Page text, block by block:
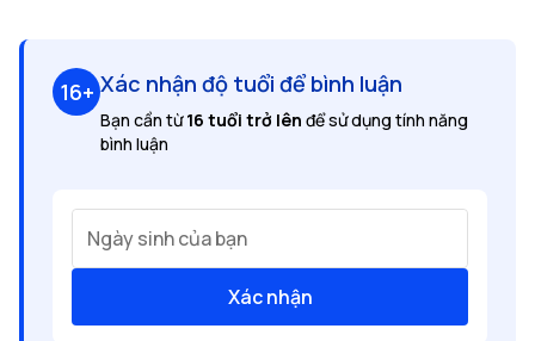
16+ Xác nhận độ tuổi để bình luận
Bạn cần từ16 tuổi trở lên để sử dụng tính năng
bình luận
Ngày sinh của bạn
Xác nhận